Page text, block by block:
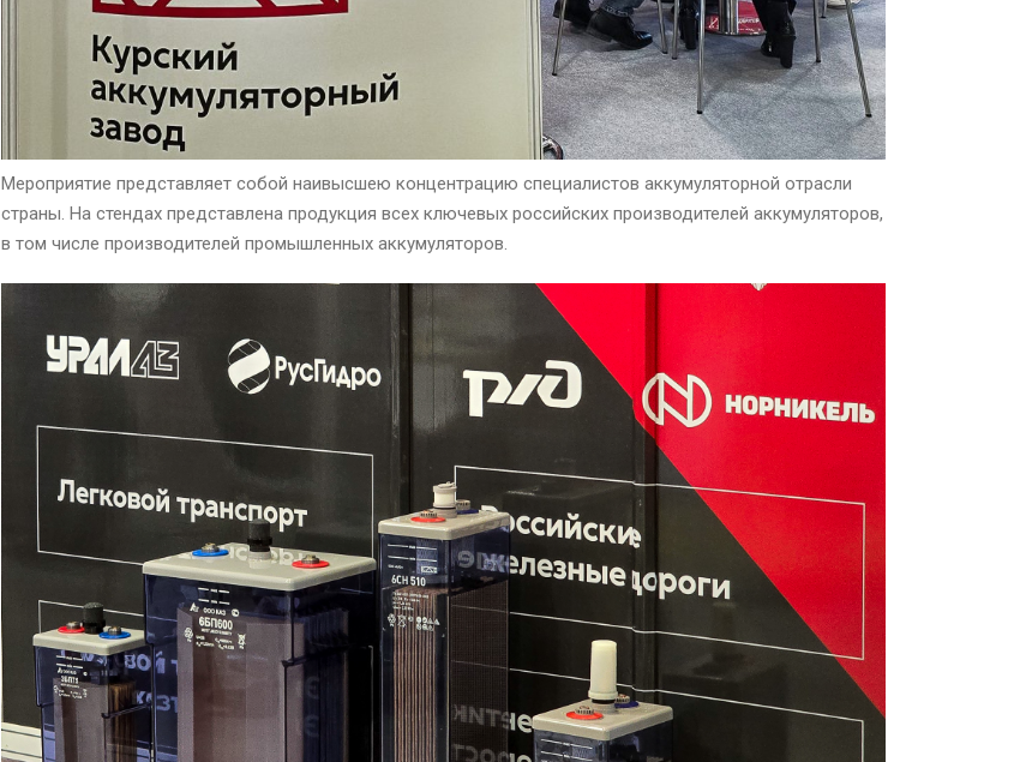
Мероприятие представляет собой наивысшею концентрацию специалистов аккумуляторной отрасли
страны. На стендах представлена продукция всех ключевых российских производителей аккумуляторов,
в том числе производителей промышленных аккумуляторов.